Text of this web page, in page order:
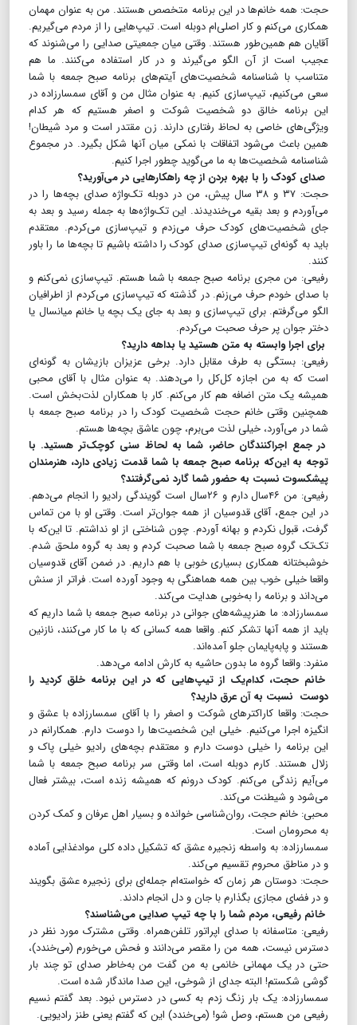
حجت: همه خانم‌ها در این برنامه متخصص هستند. من به عنوان مهمان
همکاری می‌کنم و کار اصلی‌ام دوبله است. تیپ‌هایی را از مردم می‌گیریم.
آقایان هم همین‌طور هستند. وقتی میان جمعیتی صدایی را می‌شنوند که
عجیب است از آن الگو می‌گیرند و در کار استفاده می‌کنند. ما هم
متناسب با شناسنامه شخصیت‌های آیتم‌های برنامه صبح جمعه با شما
سعی می‌کنیم، تیپ‌سازی کنیم. به عنوان مثال من و آقای سمسارزاده در
این برنامه خالق دو شخصیت شوکت و اصغر هستیم که هر کدام
ویژگی‌های خاصی به لحاظ رفتاری دارند. زن مقتدر است و مرد شیطان!
همین باعث می‌شود اتفاقات با نمکی میان آنها شکل بگیرد. در مجموع
شناسنامه شخصیت‌ها به ما می‌گوید چطور اجرا کنیم.
صدای کودک را با بهره بردن از چه راهکارهایی در می‌آورید؟
حجت: ۳۷ و ۳۸ سال پیش، من در دوبله تک‌واژه صدای بچه‌ها را در
می‌آوردم و بعد بقیه می‌خندیدند. این تک‌واژه‌ها به جمله رسید و بعد به
جای شخصیت‌های کودک حرف می‌زدم و تیپ‌سازی می‌کردم. معتقدم
باید به گونه‌ای تیپ‌سازی صدای کودک را داشته باشیم تا بچه‌ها ما را باور
کنند.
رفیعی: من مجری برنامه صبح جمعه با شما هستم. تیپ‌سازی نمی‌کنم و
با صدای خودم حرف می‌زنم. در گذشته که تیپ‌سازی می‌کردم از اطرافیان
الگو می‌گرفتم. برای تیپ‌سازی و بعد به جای یک بچه یا خانم میانسال یا
دختر جوان پر حرف صحبت می‌کردم.
برای اجرا وابسته به متن هستید یا بداهه دارید؟
رفیعی: بستگی به طرف مقابل دارد. برخی عزیزان بازیشان به گونه‌ای
است که به من اجازه کل‌کل را می‌دهند. به عنوان مثال با آقای محبی
همیشه یک متن اضافه هم کار می‌کنم. کار با همکاران لذت‌بخش است.
همچنین وقتی خانم حجت شخصیت کودک را در برنامه صبح جمعه با
شما در می‌آورد، خیلی لذت می‌برم، چون عاشق بچه‌ها هستم.
در جمع اجراکنندگان حاضر، شما به لحاظ سنی کوچک‌تر هستید. با
توجه به این‌که برنامه صبح جمعه با شما قدمت زیادی دارد، هنرمندان
پیشکسوت نسبت به حضور شما گارد نمی‌گرفتند؟
رفیعی: من ۴۶سال دارم و ۲۶سال است گویندگی رادیو را انجام می‌دهم.
در این جمع، آقای قدوسیان از همه جوان‌تر است. وقتی او با من تماس
گرفت، قبول نکردم و بهانه آوردم. چون شناختی از او نداشتم. تا این‌که با
تک‌تک گروه صبح جمعه با شما صحبت کردم و بعد به گروه ملحق شدم.
خوشبختانه همکاری بسیاری خوبی با هم داریم. در ضمن آقای قدوسیان
واقعا خیلی خوب بین همه هماهنگی به وجود آورده است. فراتر از سنش
می‌داند و برنامه را به‌خوبی هدایت می‌کند.
سمسارزاده: ما هنرپیشه‌های جوانی در برنامه صبح جمعه با شما داریم که
باید از همه آنها تشکر کنم. واقعا همه کسانی که با ما کار می‌کنند، نازنین
هستند و پابه‌پایمان جلو آمده‌اند.
منفرد: واقعا گروه ما بدون حاشیه به کارش ادامه می‌دهد.
خانم حجت، کدام‌یک از تیپ‌هایی که در این برنامه خلق کردید را
دوست نسبت به آن عرق دارید؟
حجت: واقعا کاراکترهای شوکت و اصغر را با آقای سمسارزاده با عشق و
انگیزه اجرا می‌کنیم. خیلی این شخصیت‌ها را دوست دارم. همکارانم در
این برنامه را خیلی دوست دارم و معتقدم بچه‌های رادیو خیلی پاک و
زلال هستند. کارم دوبله است، اما وقتی سر برنامه صبح جمعه با شما
می‌آیم زندگی می‌کنم. کودک درونم که همیشه زنده است، بیشتر فعال
می‌شود و شیطنت می‌کند.
محبی: خانم حجت، روان‌شناسی خوانده و بسیار اهل عرفان و کمک کردن
به محرومان است.
سمسارزاده: به واسطه زنجیره عشق که تشکیل داده کلی موادغذایی آماده
و در مناطق محروم تقسیم می‌کند.
حجت: دوستان هر زمان که خواسته‌ام جمله‌ای برای زنجیره عشق بگویند
و در فضای مجازی بگذارم با جان و دل انجام دادند.
خانم رفیعی، مردم شما را با چه تیپ صدایی می‌شناسند؟
رفیعی: متاسفانه با صدای اپراتور تلفن‌همراه. وقتی مشترک مورد نظر در
دسترس نیست، همه من را مقصر می‌دانند و فحش می‌خورم (می‌خندد)،
حتی در یک مهمانی خانمی به من گفت من به‌خاطر صدای تو چند بار
گوشی شکستم! البته جدای از شوخی، این صدا ماندگار شده است.
سمسارزاده: یک بار زنگ زدم به کسی در دسترس نبود. بعد گفتم نسیم
رفیعی من هستم، وصل شو! (می‌خندد) این که گفتم یعنی طنز رادیویی.